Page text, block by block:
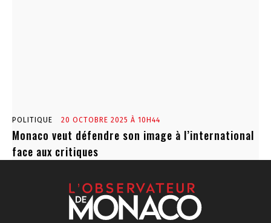
POLITIQUE 20 OCTOBRE 2025 À 10H44
Monaco veut défendre son image à l’international
face aux critiques